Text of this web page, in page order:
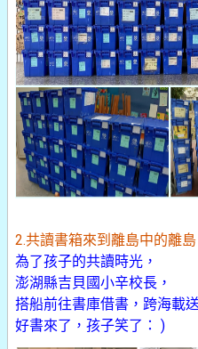
2.共讀書箱來到離島中的離島
為了孩子的共讀時光，
澎湖縣吉貝國小辛校長，
搭船前往書庫借書，跨海載
好書來了，孩子笑了： )